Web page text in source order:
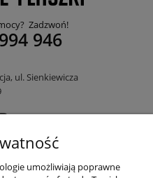
Zadzwoń!
946
ul. Sienkiewicza
umożliwiają poprawne